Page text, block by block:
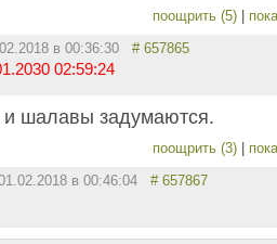
поощрить (5)
в 00:36:30 # 657865
02:59:24
шалавы задумаются.
поощрить (3)
в 00:46:04 # 657867